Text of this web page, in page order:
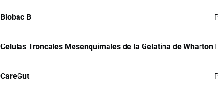
Biobac B
Células Troncales Mesenquimales de la Gelatina de Wharton
CareGut